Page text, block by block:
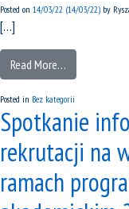
Posted on 14/03/22 (14/03/22) by
[…]
Read More…
Posted in Bez kategorii
Spotkanie
rekrutacji na
ramach